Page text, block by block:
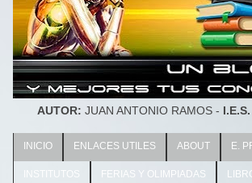
AUTOR: JUAN ANTONIO RAMOS -
INICIO ENLACES UTILES ABOUT E.
INSTITUTOS FERIAS Y OLIMPIADAS